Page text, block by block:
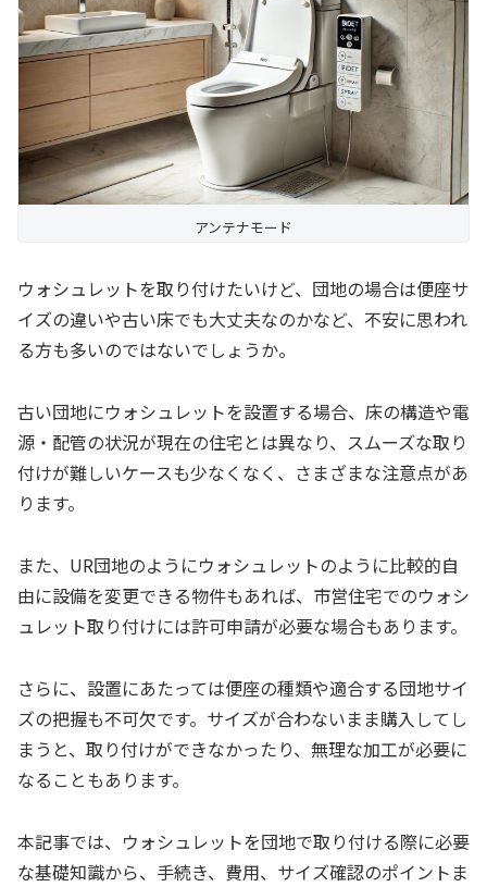
アンテナモード
ウォシュレットを取り付けたいけど、団地の場合は便座サ
イズの違いや古い床でも大丈夫なのかなど、不安に思われ
る方も多いのではないでしょうか。
古い団地にウォシュレットを設置する場合、床の構造や電
源・配管の状況が現在の住宅とは異なり、スムーズな取り
付けが難しいケースも少なくなく、さまざまな注意点があ
ります。
また、UR団地のようにウォシュレットのように比較的自
由に設備を変更できる物件もあれば、市営住宅でのウォシ
ュレット取り付けには許可申請が必要な場合もあります。
さらに、設置にあたっては便座の種類や適合する団地サイ
ズの把握も不可欠です。サイズが合わないまま購入してし
まうと、取り付けができなかったり、無理な加工が必要に
なることもあります。
本記事では、ウォシュレットを団地で取り付ける際に必要
な基礎知識から、手続き、費用、サイズ確認のポイントま